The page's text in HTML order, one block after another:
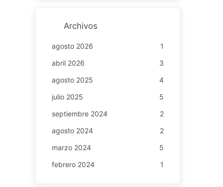
Archivos
agosto 2026
1
abril 2026
3
agosto 2025
4
julio 2025
5
septiembre 2024
2
agosto 2024
2
marzo 2024
5
febrero 2024
1